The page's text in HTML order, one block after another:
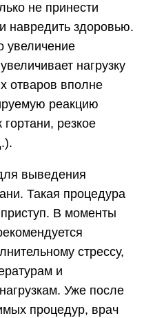
не принести
навредить здоровью.
увеличение
нагрузку
отваров вполне
реакцию
резкое
выведения
Такая процедура
В моменты
стрессу,
и
Уже после
процедур, врач